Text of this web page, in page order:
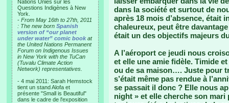
Nations Unies sur les
Questions Indigènes à New
York.
- From May 16th to 27th, 2011
: The new born Spanish
version of “our planet
under water” comic book at
the United Nations Permanent
Forum on Indigenous Issues
in New York with the TuCan
(Tuvalu Climate Action
Network) representatives.
- 4 mai 2011: Sarah Hemstock
tient un stand Alofa et
présente "Small is Beautiful"
dans le cadre de l'exposition
dans la société et surtout de
après 18 mois d’absence, était
chaleureux, peut être
était un des objectifs majeurs
A l’aéroport ce jeudi nous
et elle une amie fidèle. Timide
ou de sa maison…. Juste pour
s’était même pas rendue à
se passait il donc ? Elle nous
night » et elle cherche son